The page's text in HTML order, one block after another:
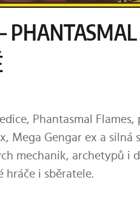
Phantasmal Flames,
Mega Gengar ex a silná
mechanik, archetypů i
hráče i sběratele.